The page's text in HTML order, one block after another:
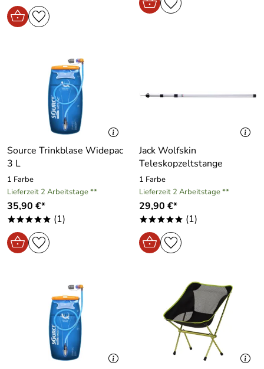
Source Trinkblase Widepac
3 L
1 Farbe
Lieferzeit 2 Arbeitstage **
35,90 €*
***** (1)
Jack Wolfskin
Teleskopzeltstange
1 Farbe
Lieferzeit 2 Arbeitstage **
29,90 €*
***** (1)